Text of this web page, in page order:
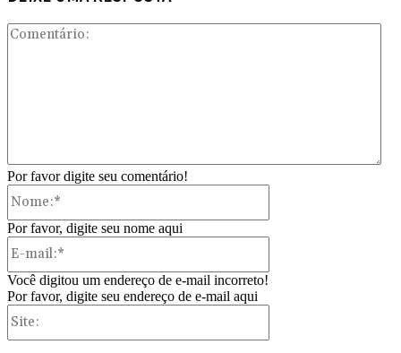
Por favor digite seu comentário!
Por favor, digite seu nome aqui
Você digitou um endereço de e-mail incorreto!
Por favor, digite seu endereço de e-mail aqui